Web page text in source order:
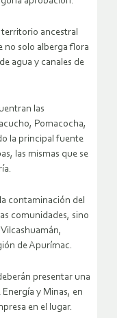
territorio ancestral
no solo alberga flora
agua y canales de
las
Pomacocha,
la principal fuente
las mismas que se
contaminación del
comunidades, sino
de Apurímac.
presentar una
y Minas, en
en el lugar.